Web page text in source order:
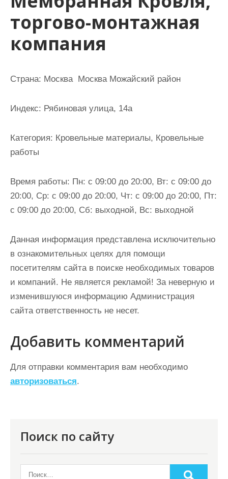
торгово-монтажная
компания
Страна: Москва Москва Можайский район
Индекс: Рябиновая улица, 14а
Категория: Кровельные материалы, Кровельные
работы
Время работы: Пн: с 09:00 до 20:00, Вт: с 09:00 до
20:00, Ср: с 09:00 до 20:00, Чт: с 09:00 до 20:00, Пт:
с 09:00 до 20:00, Сб: выходной, Вс: выходной
Данная информация представлена исключительно
в ознакомительных целях для помощи
посетителям сайта в поиске необходимых товаров
и компаний. Не является рекламой! За неверную и
изменившуюся информацию Администрация
сайта ответственность не несет.
Добавить комментарий
Для отправки комментария вам необходимо
авторизоваться.
Поиск по сайту